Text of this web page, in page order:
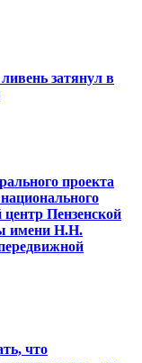
затянул в
проекта
Пензенской
имени Н.Н.
что